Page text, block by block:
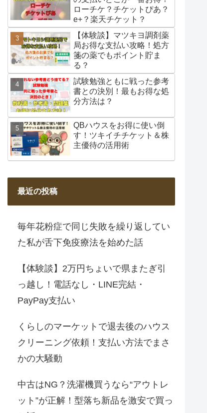
ローチケ？チケットぴあ？
e+？楽天チケット？
【体験談】マツキヨ調剤薬
局お得な支払い攻略！処方
箋の薬でもポイント貯ま
る？
試験勉強ともに戦った参考
書との決別！最もお得な処
分方法は？
QBハウスをお得に使い倒
す！ツキイチチケット＆株
主優待の活用術
最近の投稿
毎年花粉症で同じ失敗を繰り返してい
た私が舌下免疫療法を始めた話
【体験談】2万円ちょいで県またぎ引
っ越し！電話なし・LINE完結・
PayPay支払い
くらしのマーケットで退去後のハウス
クリーニング依頼！支払い方法でまさ
かの大騒動
中古はNG？洗濯機買うなら“アウトレ
ット”が正解！型落ち新品を激安で買っ